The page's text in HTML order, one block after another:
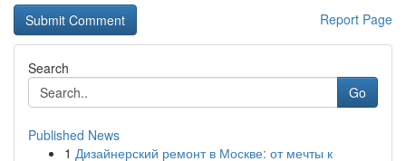
Report Page
Search
Go
Published News
1 Дизайнерский ремонт в Москве: от мечты к